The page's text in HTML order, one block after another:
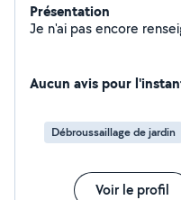
Présentation
Aucun avis pour
Débroussaillage de jardin
Voir le profil